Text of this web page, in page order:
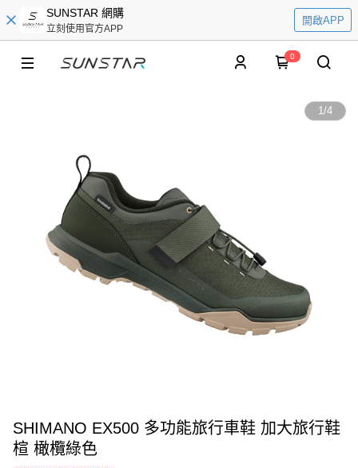
SUNSTAR 網購
立刻使用官方APP
開啟APP
0
1/4
SHIMANO EX500 多功能旅行車鞋 加大旅行鞋
楦 橄欖綠色